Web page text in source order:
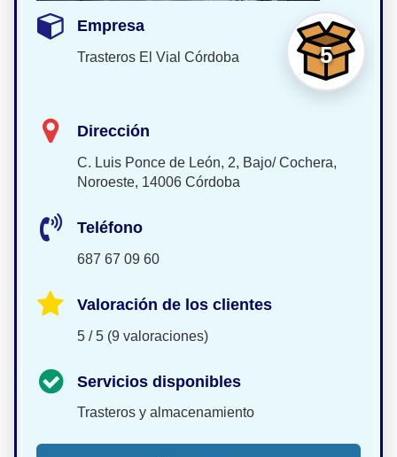
5
Empresa
Trasteros El Vial Córdoba
Dirección
C. Luis Ponce de León, 2, Bajo/ Cochera,
Noroeste, 14006 Córdoba
Teléfono
687 67 09 60
Valoración de los clientes
5 / 5 (9 valoraciones)
Servicios disponibles
Trasteros y almacenamiento